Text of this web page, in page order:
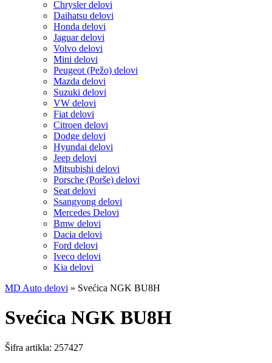
Chrysler delovi
Daihatsu delovi
Honda delovi
Jaguar delovi
Volvo delovi
Mini delovi
Peugeot (Pežo) delovi
Mazda delovi
Suzuki delovi
VW delovi
Fiat delovi
Citroen delovi
Dodge delovi
Hyundai delovi
Jeep delovi
Mitsubishi delovi
Porsche (Porše) delovi
Seat delovi
Ssangyong delovi
Mercedes Delovi
Bmw delovi
Dacia delovi
Ford delovi
Iveco delovi
Kia delovi
MD Auto delovi » Svećica NGK BU8H
Svećica NGK BU8H
Šifra artikla: 257427